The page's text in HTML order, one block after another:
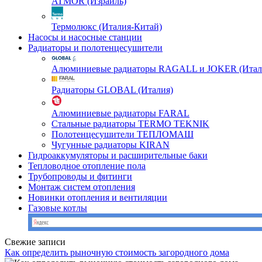
Термолюкс (Италия-Китай)
Насосы и насосные станции
Радиаторы и полотенцесушители
Алюминиевые радиаторы RAGALL и JOKER
Радиаторы GLOBAL (Италия)
Алюминиевые радиаторы FARAL
Стальные радиаторы TERMO TEKNIK
Полотенцесушители ТЕПЛОМАШ
Чугунные радиаторы KIRAN
Гидроаккумуляторы и расширительные баки
Тепловодное отопление пола
Трубопроводы и фитинги
Монтаж систем отопления
Новинки отопления и вентиляции
Газовые котлы
Свежие записи
Как определить рыночную стоимость загородного дома